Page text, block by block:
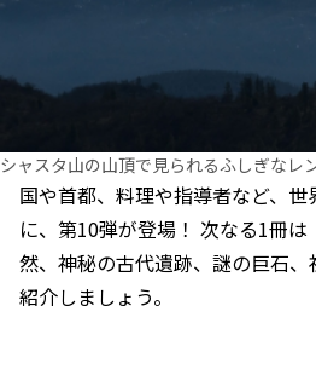
シャスタ山の山頂で見られるふしぎなレ
国や首都、料理や指導者など、
に、第10弾が登場！ 次なる1冊
然、神秘の古代遺跡、謎の巨石
紹介しましょう。